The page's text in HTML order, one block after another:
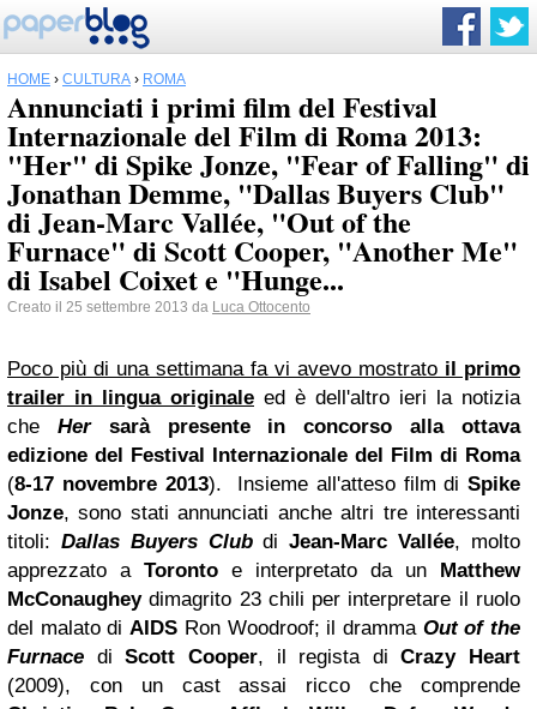
HOME › CULTURA › ROMA
Annunciati i primi film del Festival
Internazionale del Film di Roma 2013:
"Her" di Spike Jonze, "Fear of Falling" di
Jonathan Demme, "Dallas Buyers Club"
di Jean-Marc Vallée, "Out of the
Furnace" di Scott Cooper, "Another Me"
di Isabel Coixet e "Hunge...
Creato il 25 settembre 2013 da Luca Ottocento
Poco più di una settimana fa vi avevo mostrato il primo
trailer in lingua originale ed è dell'altro ieri la notizia
che Hersarà presente in concorso alla ottava
edizione del Festival Internazionale del Film di Roma
(8-17 novembre 2013). Insieme all'atteso film di Spike
Jonze, sono stati annunciati anche altri tre interessanti
titoli: DallasBuyers ClubdiJean-Marc Vallée, molto
apprezzato a Toronto e interpretato da un Matthew
McConaugheydimagrito 23 chili per interpretare il ruolo
del malato diAIDS Ron Woodroof; il dramma Out of the
Furnace diScott Cooper, il regista diCrazy Heart
(2009), con un cast assai ricco che comprende